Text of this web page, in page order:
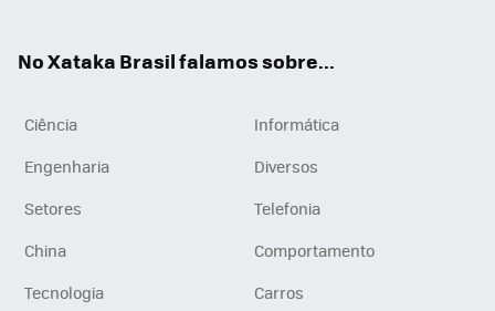
No Xataka Brasil falamos sobre...
Ciência
Informática
Engenharia
Diversos
Setores
Telefonia
China
Comportamento
Tecnologia
Carros